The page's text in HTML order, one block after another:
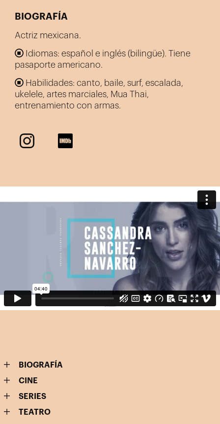
BIOGRAFÍA
Actriz mexicana.
Idiomas: español e inglés (bilingüe). Tiene
pasaporte americano.
Habilidades: canto, baile, surf, escalada,
ukelele, artes marciales, Mua Thai,
entrenamiento con armas.
BIOGRAFÍA
CINE
SERIES
TEATRO